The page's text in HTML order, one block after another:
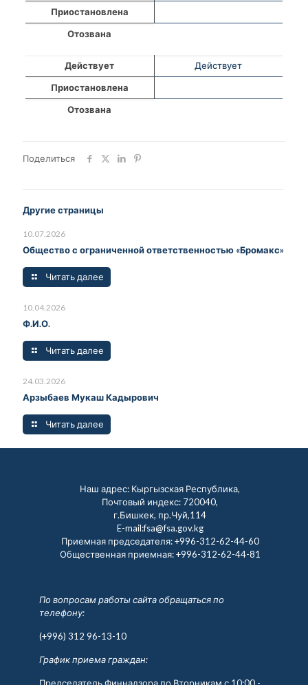
Приостановлена
Отозвана
Действует
Действует
Приостановлена
Отозвана
Поделиться
Другие страницы
10.07.2026
Общество с ограниченной ответственностью «Бромакс»
Читать далее
10.04.2026
Ф.И.О.
Читать далее
24.03.2026
Арзыбаев Мукаш Кадырович
Читать далее
Наш адрес: Кыргызская Республика,
Почтовый индекс: 720040,
г.Бишкек, пр.Чуй,114
E-mail:fsa@fsa.gov.kg
Приемная председателя:+996-312-62-44-60
Общественная приемная:+996-312-62-44-81
По вопросам работы сайта обращаться по
телефону:
(+996) 312 96-13-10
График приема граждан:
Председатель Финнадзора по Вторникам с 10:00 -